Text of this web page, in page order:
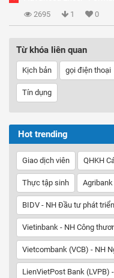
2695 1 0
Từ khóa liên quan
Kịch bản gọi điện thoại
Tín dụng
Hot trending
Giao dịch viên QHKH
Thực tập sinh
BIDV - NH Đầu tư phát
Vietinbank - NH Công
Vietcombank (VCB) - NH
LienVietPost Bank (LVPB)